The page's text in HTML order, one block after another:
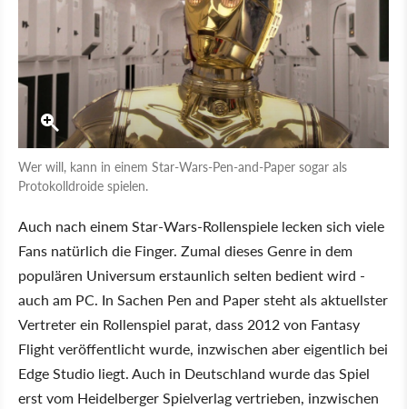
Wer will, kann in einem Star-Wars-Pen-and-Paper sogar als
Protokolldroide spielen.
Auch nach einem Star-Wars-Rollenspiele lecken sich viele
Fans natürlich die Finger. Zumal dieses Genre in dem
populären Universum erstaunlich selten bedient wird -
auch am PC. In Sachen Pen and Paper steht als aktuellster
Vertreter ein Rollenspiel parat, dass 2012 von Fantasy
Flight veröffentlicht wurde, inzwischen aber eigentlich bei
Edge Studio liegt. Auch in Deutschland wurde das Spiel
erst vom Heidelberger Spielverlag vertrieben, inzwischen